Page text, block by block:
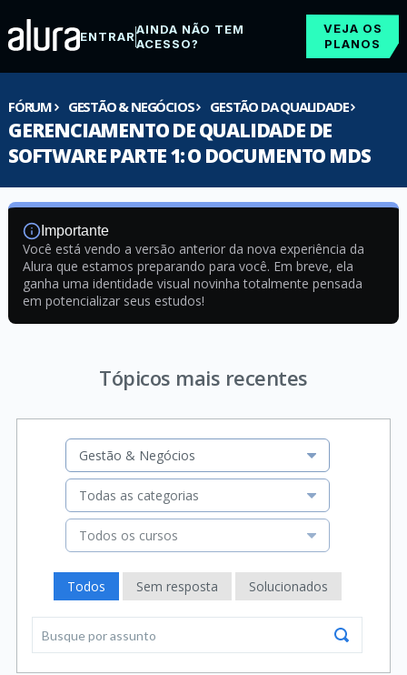
ENTRARAINDA NÃO TEM
ACESSO?
VEJA OS
PLANOS
FÓRUM GESTÃO & NEGÓCIOS GESTÃO DA QUALIDADE
GERENCIAMENTO DE QUALIDADE DE
SOFTWARE PARTE 1: O DOCUMENTO MDS
Importante
Você está vendo a versão anterior da nova experiência da
Alura que estamos preparando para você. Em breve, ela
ganha uma identidade visual novinha totalmente pensada
em potencializar seus estudos!
Tópicos mais recentes
Gestão & Negócios
Todas as categorias
Todos os cursos
Todos Sem resposta Solucionados